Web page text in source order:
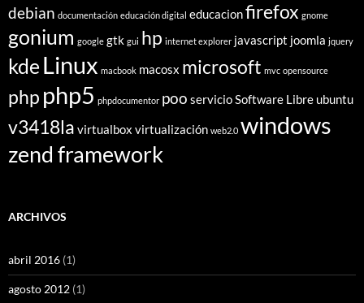
debian documentación educación digital educacionfirefox gnome
gonium google gtk gui hp internet explorer javascript joomla jquery
kde Linux macbook macosx microsoft mvc opensource
php php5 phpdocumentor poo servicioSoftware Libre ubuntu
v3418la virtualbox virtualización web2.0 windows
zend framework
ARCHIVOS
abril 2016 (1)
agosto 2012 (1)